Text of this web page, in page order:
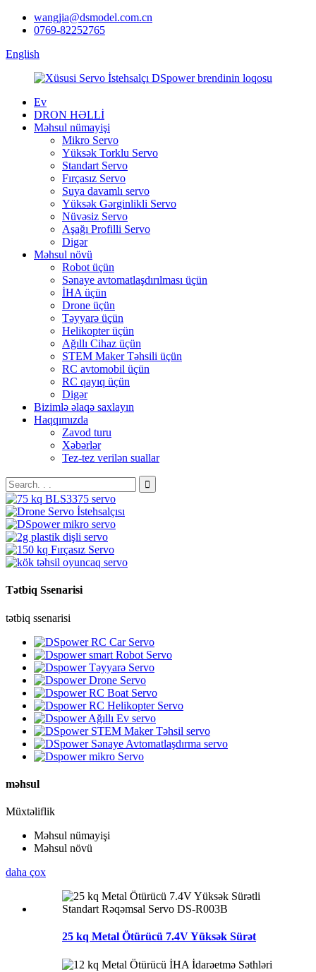
wangjia@dsmodel.com.cn
0769-82252765
English
Ev
DRON HƏLLİ
Məhsul nümayişi
Mikro Servo
Yüksək Torklu Servo
Standart Servo
Fırçasız Servo
Suya davamlı servo
Yüksək Gərginlikli Servo
Nüvəsiz Servo
Aşağı Profilli Servo
Digər
Məhsul növü
Robot üçün
Sənaye avtomatlaşdırılması üçün
İHA üçün
Drone üçün
Təyyarə üçün
Helikopter üçün
Ağıllı Cihaz üçün
STEM Maker Təhsili üçün
RC avtomobil üçün
RC qayıq üçün
Digər
Bizimlə əlaqə saxlayın
Haqqımızda
Zavod turu
Xəbərlər
Tez-tez verilən suallar
Tətbiq Ssenarisi
tətbiq ssenarisi
məhsul
Müxtəliflik
Məhsul nümayişi
Məhsul növü
daha çox
25 kq Metal Ötürücü 7.4V Yüksək Sürət